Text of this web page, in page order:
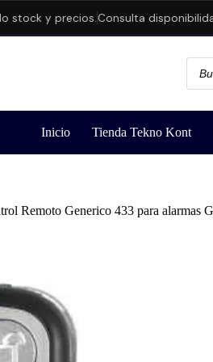
y precios.Consulta disponibilidad
Inicio Tienda Tekno Kont
Remoto Generico 433 para alarmas